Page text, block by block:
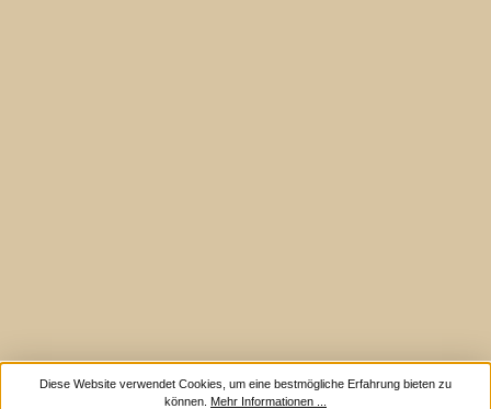
Diese Website verwendet Cookies, um eine bestmögliche Erfahrung bieten zu
können. Mehr Informationen ...